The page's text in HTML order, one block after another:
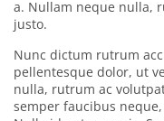
a. Nullam neque nulla,
justo.
Nunc dictum rutrum
pellentesque dolor, ut
nulla, rutrum ac
semper faucibus